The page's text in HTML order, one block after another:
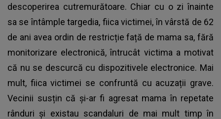
descoperirea cutremurătoare. Chiar cu o zi înainte
sa se întâmple targedia, fiica victimei, în vârstă de 62
de ani avea ordin de restricție față de mama sa, fără
monitorizare electronică, întrucât victima a motivat
că nu se descurcă cu dispozitivele electronice. Mai
mult, fiica victimei se confruntă cu acuzații grave.
Vecinii susțin că și-ar fi agresat mama în repetate
rânduri și existau scandaluri de mai mult timp în